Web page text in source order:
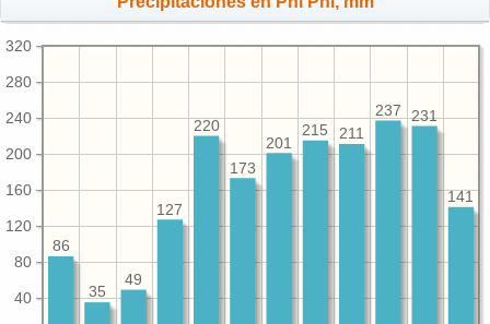
40
80
120
160
200
240
280
320
141
231
237
211
215
201
173
220
127
49
35
86